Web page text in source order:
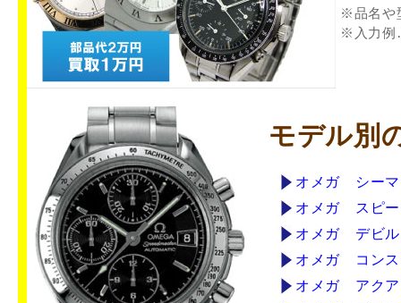
※品名や
※入力例
モデル別
オメガ シー
オメガ スピ
オメガ デビ
オメガ コン
オメガ アク